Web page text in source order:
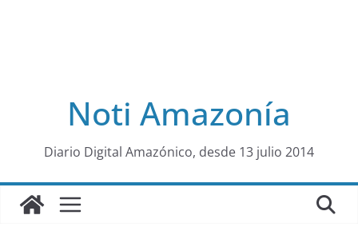
al
Noti Amazonía
Diario Digital Amazónico, desde 13 julio 2014